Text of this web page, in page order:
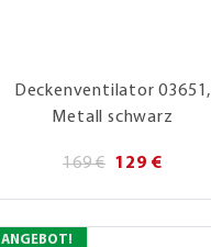
Deckenventilator 03651,
Metall schwarz
169 € 129 €
ANGEBOT!